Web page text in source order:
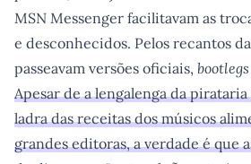
MSN Messenger facilitavam as
e desconhecidos. Pelos recantos
passeavam versões oficiais, bootlegs
Apesar de a lengalenga da
ladra das receitas dos músicos
grandes editoras, a verdade é que